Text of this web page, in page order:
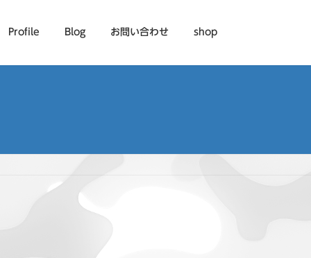
Profile Blog お問い合わせ shop